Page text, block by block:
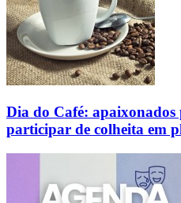
Dia do Café: apaixonados
participar de colheita em